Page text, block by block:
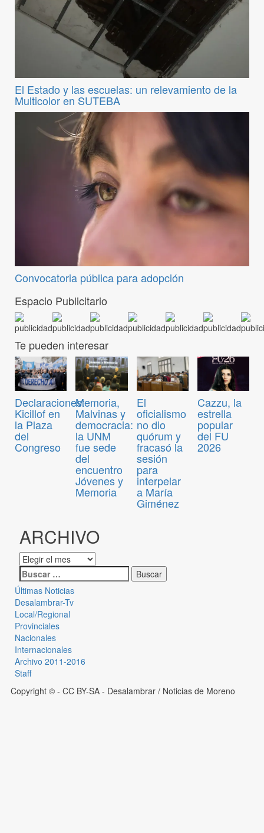
El Estado y las escuelas: un relevamiento de la
Multicolor en SUTEBA
Convocatoria pública para adopción
Espacio Publicitario
Te pueden interesar
Declaraciones:
Kicillof en
la Plaza
del
Congreso
Memoria,
Malvinas y
democracia:
la UNM
fue sede
del
encuentro
Jóvenes y
Memoria
El
oficialismo
no dio
quórum y
fracasó la
sesión
para
interpelar
a María
Giménez
Cazzu, la
estrella
popular
del FU
2026
ARCHIVO
Últimas Noticias
Desalambrar-Tv
Local/Regional
Provinciales
Nacionales
Internacionales
Archivo 2011-2016
Staff
Copyright © - CC BY-SA - Desalambrar / Noticias de Moreno